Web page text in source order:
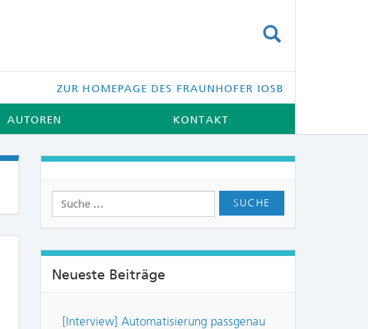
ZUR HOMEPAGE DES FRAUNHOFER IOSB
AUTOREN KONTAKT
Neueste Beiträge
[Interview] Automatisierung passgenau